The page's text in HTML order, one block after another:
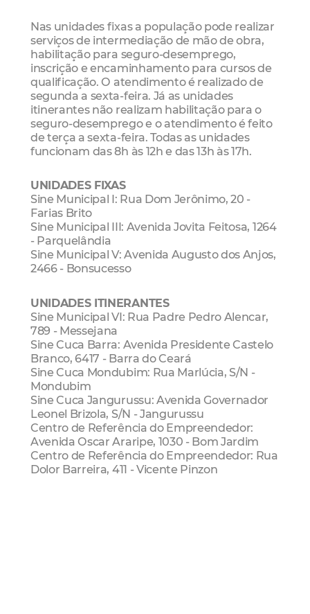
Nas unidades fixas a população pode realizar
serviços de intermediação de mão de obra,
habilitação para seguro-desemprego,
inscrição e encaminhamento para cursos de
qualificação. O atendimento é realizado de
segunda a sexta-feira. Já as unidades
itinerantes não realizam habilitação para o
seguro-desemprego e o atendimento é feito
de terça a sexta-feira. Todas as unidades
funcionam das 8h às 12h e das 13h às 17h.
UNIDADES FIXAS
Sine Municipal I: Rua Dom Jerônimo, 20 -
Farias Brito
Sine Municipal III: Avenida Jovita Feitosa, 1264
- Parquelândia
Sine Municipal V: Avenida Augusto dos Anjos,
2466 - Bonsucesso
UNIDADES ITINERANTES
Sine Municipal VI: Rua Padre Pedro Alencar,
789 - Messejana
Sine Cuca Barra: Avenida Presidente Castelo
Branco, 6417 - Barra do Ceará
Sine Cuca Mondubim: Rua Marlúcia, S/N -
Mondubim
Sine Cuca Jangurussu: Avenida Governador
Leonel Brizola, S/N - Jangurussu
Centro de Referência do Empreendedor:
Avenida Oscar Araripe, 1030 - Bom Jardim
Centro de Referência do Empreendedor: Rua
Dolor Barreira, 411 - Vicente Pinzon